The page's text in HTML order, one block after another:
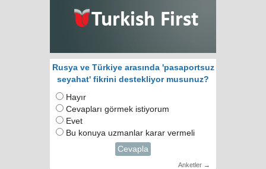
Rusya ve Türkiye arasında 'pasaportsuz
seyahat' fikrini destekliyor musunuz?
Hayır
Cevapları görmek istiyorum
Evet
Bu konuya uzmanlar karar vermeli
Cevapla
Anketler →